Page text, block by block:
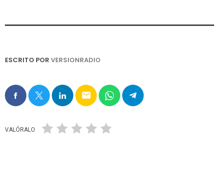
ESCRITO POR VERSIONRADIO
email
VALÓRALO